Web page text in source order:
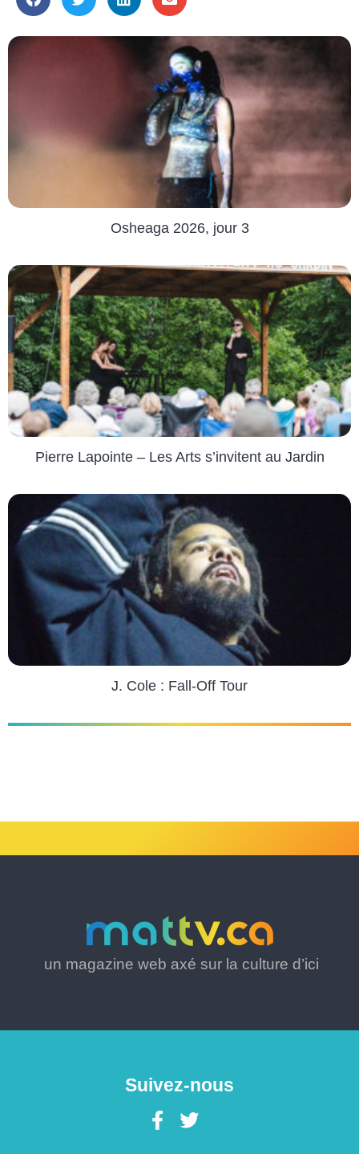
Osheaga 2026, jour 3
Pierre Lapointe – Les Arts s’invitent au Jardin
J. Cole : Fall-Off Tour
un magazine web axé sur la culture d’ici
Suivez-nous